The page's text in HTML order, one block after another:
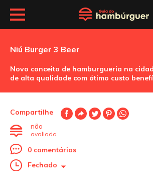
Niú Burger 3 Beer
Novo conceito de hamburgueria na
de alta qualidade com ótimo custo
Compartilhe
não
avaliada
0 comentários
Fechado